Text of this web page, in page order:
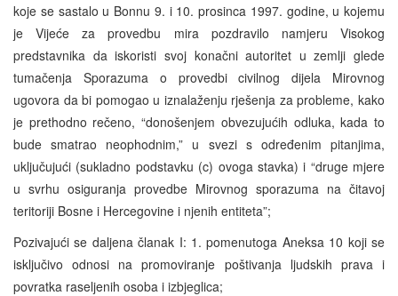
koje se sastalo u Bonnu 9. i 10. prosinca 1997. godine, u kojemu
je Vijeće za provedbu mira pozdravilo namjeru Visokog
predstavnika da iskoristi svoj konačni autoritet u zemlji glede
tumačenja Sporazuma o provedbi civilnog dijela Mirovnog
ugovora da bi pomogao u iznalaženju rješenja za probleme, kako
je prethodno rečeno, “donošenjem obvezujućih odluka, kada to
bude smatrao neophodnim,” u svezi s određenim pitanjima,
uključujući (sukladno podstavku (c) ovoga stavka) i “druge mjere
u svrhu osiguranja provedbe Mirovnog sporazuma na čitavoj
teritoriji Bosne i Hercegovine i njenih entiteta”;
Pozivajući se daljena članak I: 1. pomenutoga Aneksa 10 koji se
isključivo odnosi na promoviranje poštivanja ljudskih prava i
povratka raseljenih osoba i izbjeglica;